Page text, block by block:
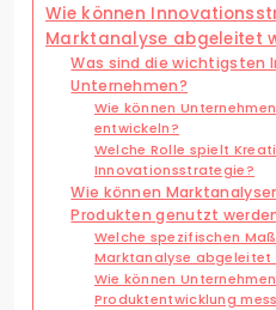
Wie können
Marktanalyse abgeleitet
Was sind die wichtigsten
Unternehmen?
Wie können
entwickeln?
Welche Rolle spielt
Innovationsstrategie?
Wie können
Produkten genutzt
Welche spezifischen
Marktanalyse abgeleitet
Wie können
Produktentwicklung